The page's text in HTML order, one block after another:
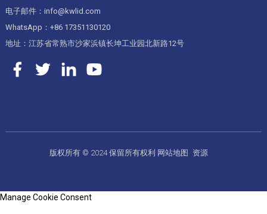
电子邮件：info@kwlid.com
WhatsApp：+86 17351130120
地址：江苏省常熟市沙家浜镇长坤工业园北新路12号
版权所有 © 2024 保留所有权利 网站地图 资源
Manage Cookie Consent